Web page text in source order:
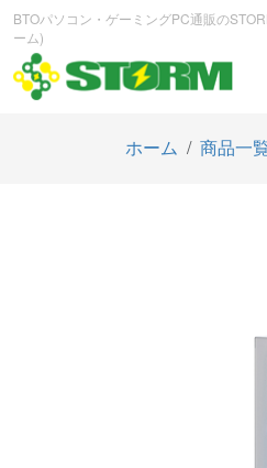
BTOパソコン・ゲーミングPC通販の
ーム)
ゲ
商
ホーム 商品一